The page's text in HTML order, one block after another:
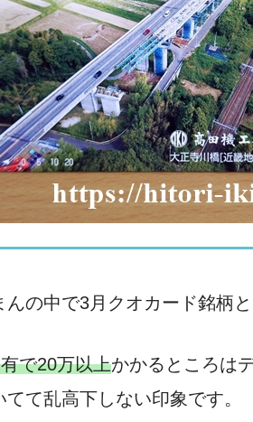
の中で3月クオカード銘柄と
で20万以上かかるところは
て乱高下しない印象です。